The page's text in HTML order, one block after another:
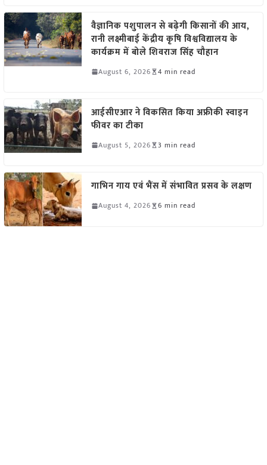
वैज्ञानिक पशुपालन से बढ़ेगी किसानों की आय,
रानी लक्ष्मीबाई केंद्रीय कृषि विश्वविद्यालय के
कार्यक्रम में बोले शिवराज सिंह चौहान
August 6, 2026 4 min read
आईसीएआर ने विकसित किया अफ्रीकी स्वाइन
फीवर का टीका
August 5, 2026 3 min read
गाभिन गाय एवं भैंस में संभावित प्रसव के लक्षण
August 4, 2026 6 min read